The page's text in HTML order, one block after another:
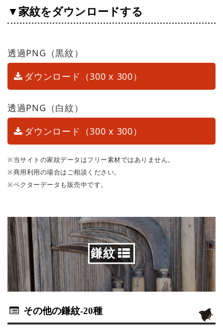
▼家紋をダウンロードする
透過PNG（黒紋）
ダウンロード（300 x 300）
透過PNG（白紋）
ダウンロード（300 x 300）
※当サイトの家紋データはフリー素材ではありません。
※商用利用の場合はご相談ください。
※ベクターデータも販売中です。
鎌紋
その他の鎌紋-20種